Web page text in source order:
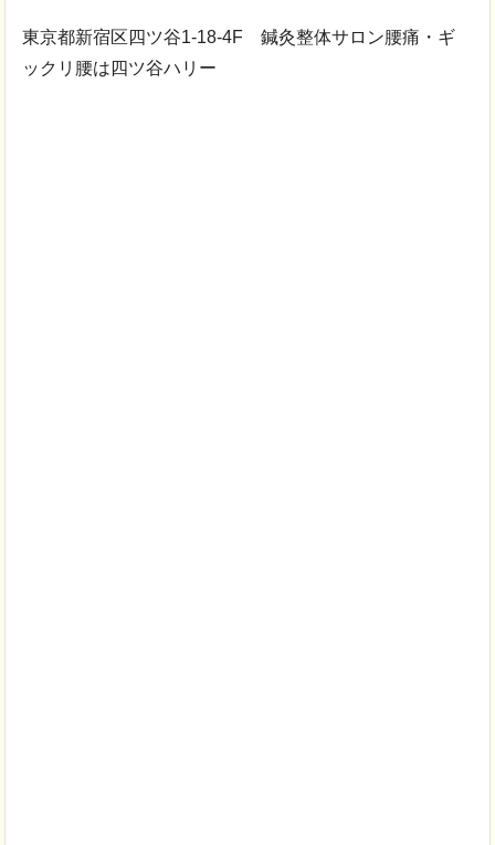
東京都新宿区四ツ谷1-18-4F 鍼灸整体サロン腰痛・ギ
ックリ腰は四ツ谷ハリー